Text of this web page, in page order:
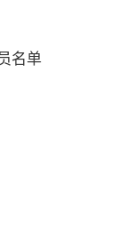
名单